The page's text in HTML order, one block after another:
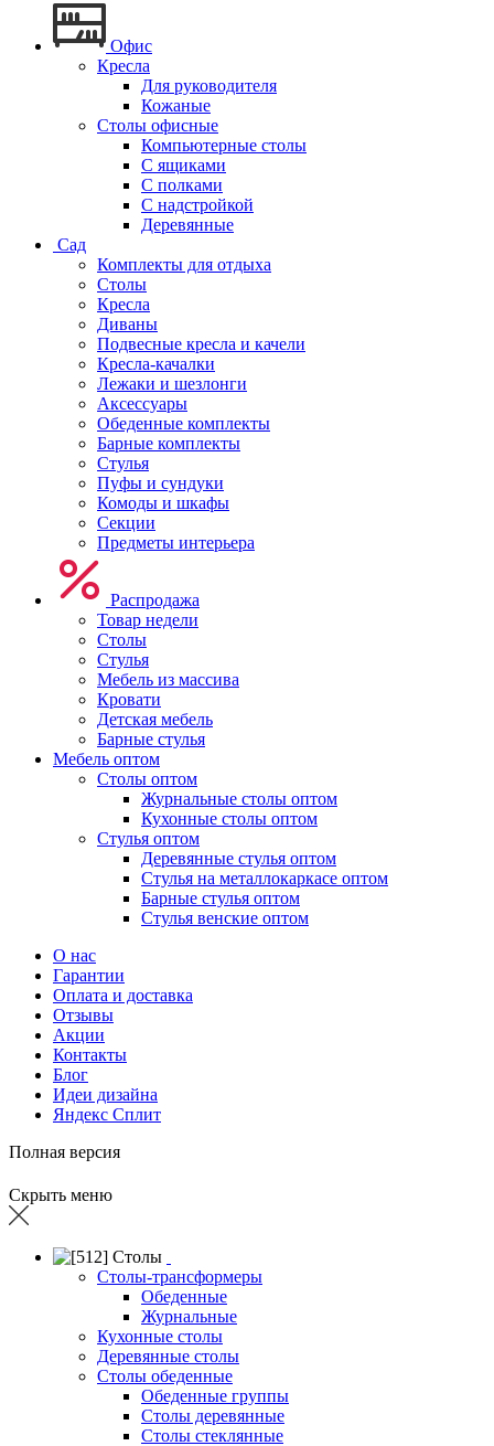
Офис
Кресла
Для руководителя
Кожаные
Столы офисные
Компьютерные столы
С ящиками
С полками
С надстройкой
Деревянные
Сад
Комплекты для отдыха
Столы
Кресла
Диваны
Подвесные кресла и качели
Кресла-качалки
Лежаки и шезлонги
Аксессуары
Обеденные комплекты
Барные комплекты
Стулья
Пуфы и сундуки
Комоды и шкафы
Секции
Предметы интерьера
Распродажа
Товар недели
Столы
Стулья
Мебель из массива
Кровати
Детская мебель
Барные стулья
Мебель оптом
Столы оптом
Журнальные столы оптом
Кухонные столы оптом
Стулья оптом
Деревянные стулья оптом
Стулья на металлокаркасе оптом
Барные стулья оптом
Стулья венские оптом
О нас
Гарантии
Оплата и доставка
Отзывы
Акции
Контакты
Блог
Идеи дизайна
Яндекс Сплит
Полная версия
Скрыть меню
Столы
Столы-трансформеры
Обеденные
Журнальные
Кухонные столы
Деревянные столы
Столы обеденные
Обеденные группы
Столы деревянные
Столы стеклянные